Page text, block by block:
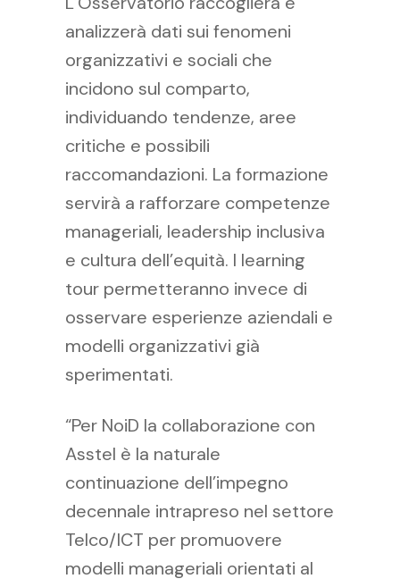
analizzerà dati sui fenomeni
organizzativi e sociali che
incidono sul comparto,
individuando tendenze, aree
critiche e possibili
raccomandazioni. La formazione
servirà a rafforzare competenze
manageriali, leadership inclusiva
e cultura dell’equità. I learning
tour permetteranno invece di
osservare esperienze aziendali e
modelli organizzativi già
sperimentati.
“Per NoiD la collaborazione con
Asstel è la naturale
continuazione dell’impegno
decennale intrapreso nel settore
Telco/ICT per promuovere
modelli manageriali orientati al